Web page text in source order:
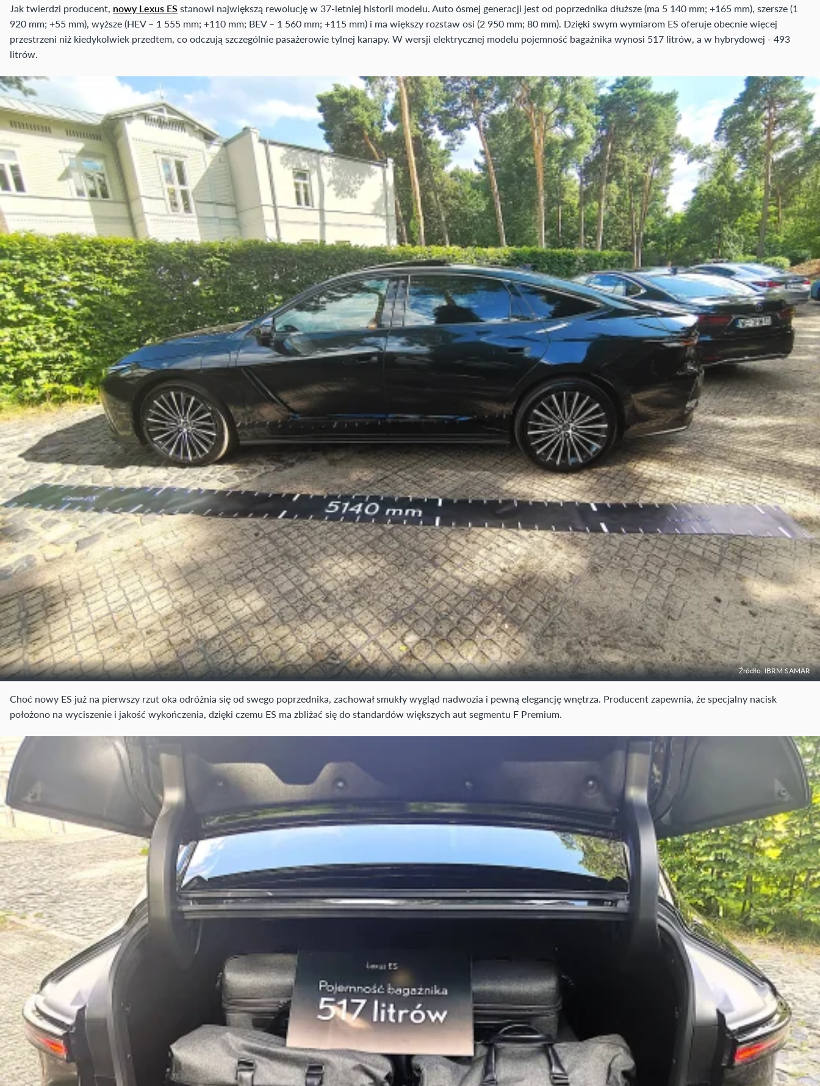
Jak twierdzi producent, nowy Lexus ES stanowi największą rewolucję w 37-letniej historii modelu. Auto ósmej generacji jest od poprzednika dłuższe (ma 5 140 mm; +165 mm), szersze (1
920 mm; +55 mm), wyższe (HEV – 1 555 mm; +110 mm; BEV – 1 560 mm; +115 mm) i ma większy rozstaw osi (2 950 mm; 80 mm). Dzięki swym wymiarom ES oferuje obecnie więcej
przestrzeni niż kiedykolwiek przedtem, co odczują szczególnie pasażerowie tylnej kanapy. W wersji elektrycznej modelu pojemność bagażnika wynosi 517 litrów, a w hybrydowej - 493
litrów.
Źródło: IBRM SAMAR
Choć nowy ES już na pierwszy rzut oka odróżnia się od swego poprzednika, zachował smukły wygląd nadwozia i pewną elegancję wnętrza. Producent zapewnia, że specjalny nacisk
położono na wyciszenie i jakość wykończenia, dzięki czemu ES ma zbliżać się do standardów większych aut segmentu F Premium.